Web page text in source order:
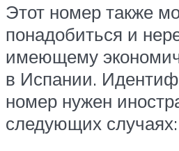
Этот номер также
понадобиться и
имеющему
в Испании.
номер нужен
следующих случаях: